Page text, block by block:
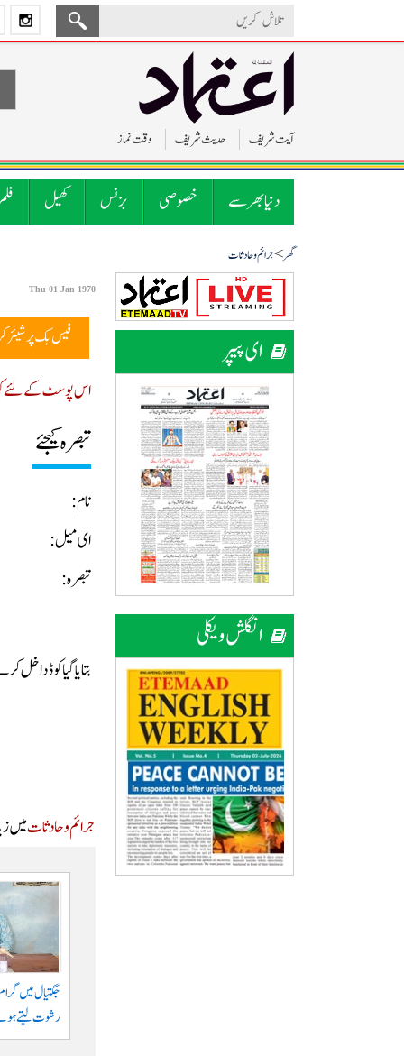
آیت شریف حدیث شریف وقت نماز
دنیا بھر سے خصوصی بزنس کھیل
گھر>جرائم و حادثات
ای پیپر
انگلش ویکلی
Thu 01 Jan 1970
فیس بک پر شیئر
اس پوسٹ کے لئے
تبصرہ کیجئے
نام:
ای میل:
تبصرہ:
بتایا گیا کوڈ داخل
جرائم و حادثاتمیں
رشوت لیتے